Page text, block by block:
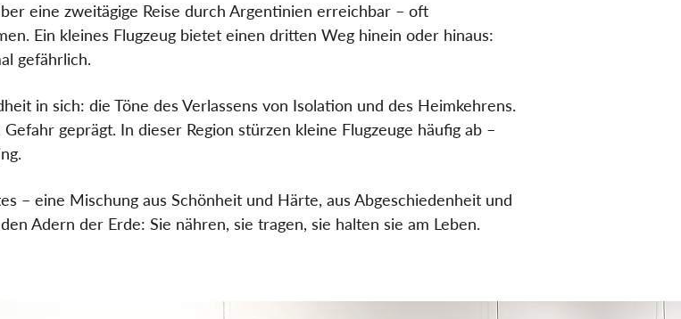
eine zweitägige Reise durch Argentinien erreichbar – oft
Ein kleines Flugzeug bietet einen dritten Weg hinein oder hinaus:
gefährlich.
in sich: die Töne des Verlassens von Isolation und des Heimkehrens.
geprägt. In dieser Region stürzen kleine Flugzeuge häufig ab –
– eine Mischung aus Schönheit und Härte, aus Abgeschiedenheit und
Adern der Erde: Sie nähren, sie tragen, sie halten sie am Leben.